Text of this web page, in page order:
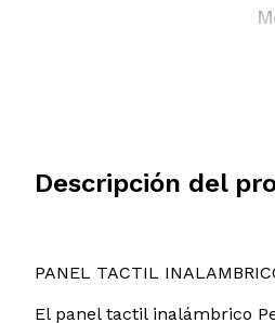
Descripción del
PANEL TACTIL
El panel tactil inalámbrico